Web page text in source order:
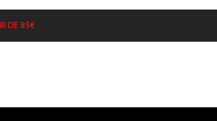
DE 85€